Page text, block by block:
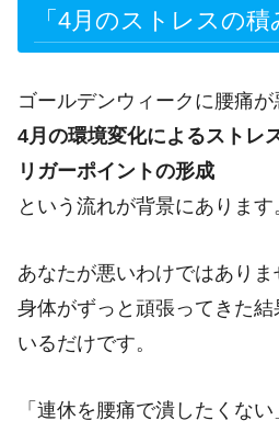
「4月のストレスの積
ゴールデンウィークに腰痛が
4月の環境変化によるスト
リガーポイントの形成
という流れが背景にあります
あなたが悪いわけではありま
身体がずっと頑張ってきた
いるだけです。
「連休を腰痛で潰したくない